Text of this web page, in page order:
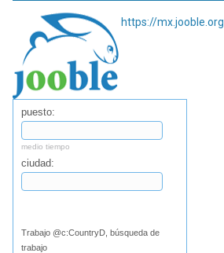
https://mx.jooble.org
puesto:
medio tiempo
ciudad:
Trabajo @c:CountryD, búsqueda de
trabajo